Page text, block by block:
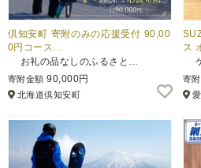
倶知安町 寄附のみの応援受付 90,00
0円コース…
お礼の品なしのふるさと…
寄附金額 90,000円
北海道倶知安町
ス
ケ
寄